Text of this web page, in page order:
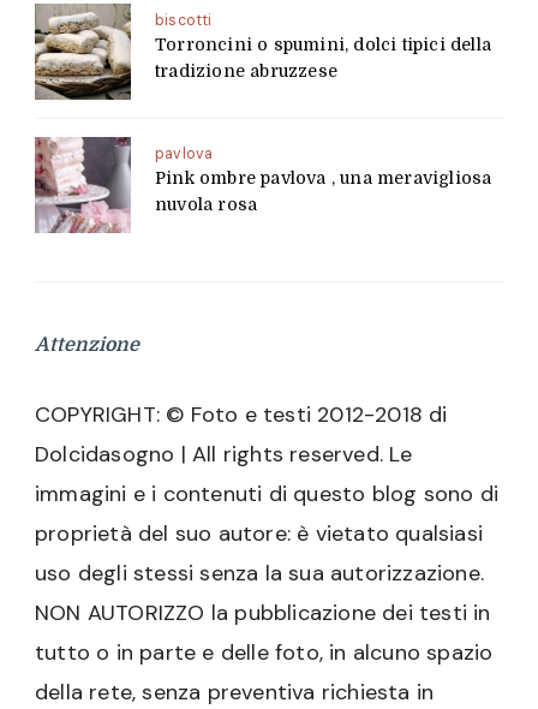
biscotti
Torroncini o spumini, dolci tipici della
tradizione abruzzese
pavlova
Pink ombre pavlova , una meravigliosa
nuvola rosa
Attenzione
COPYRIGHT: © Foto e testi 2012-2018 di
Dolcidasogno | All rights reserved. Le
immagini e i contenuti di questo blog sono di
proprietà del suo autore: è vietato qualsiasi
uso degli stessi senza la sua autorizzazione.
NON AUTORIZZO la pubblicazione dei testi in
tutto o in parte e delle foto, in alcuno spazio
della rete, senza preventiva richiesta in